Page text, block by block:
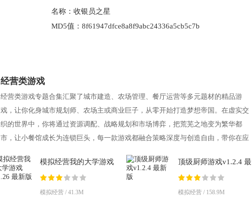
名称： 收银员之星
MD5值： 8f61947dfce8a8f9abc24336a5cb5c7b
经营类游戏
经营类游戏专题合集汇聚了城市建造、农场管理、餐厅运营等多元题材的精品游
戏，让你化身城市规划师、农场主或商业巨子，从零开始打造梦想帝国。在虚实交
织的世界中，你将通过资源调配、战略规划和市场博弈，把荒芜之地变为繁华都
市，让小餐馆成长为连锁巨头，每一款游戏都融合策略深度与创造自由，带你在应
模拟经营我的大学游戏
v1.1.26 最新版
模拟经营 / 41.3M
顶级厨师游戏v1.2.4 最
新版
模拟经营 / 158.9M